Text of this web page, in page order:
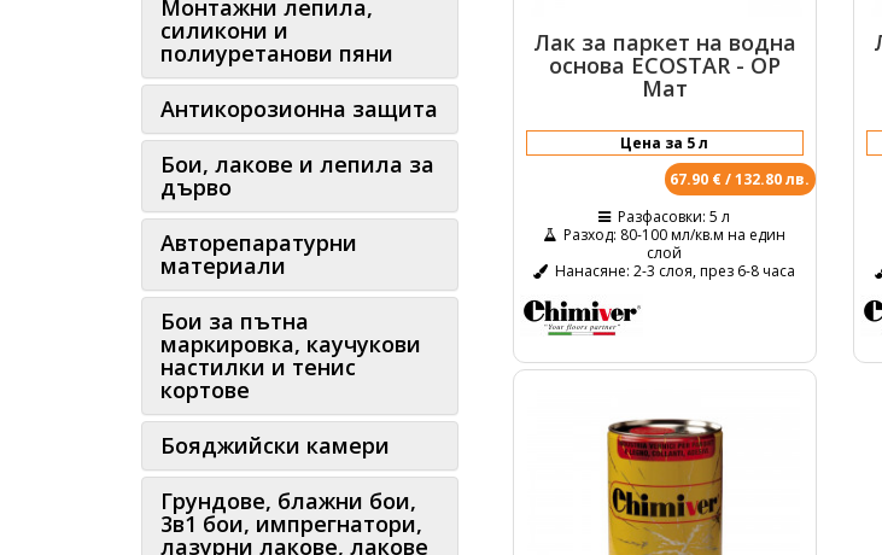
Монтажни лепила,
силикони и
полиуретанови пяни
Антикорозионна защита
Бои, лакове и лепила за
дърво
Авторепаратурни
материали
Бои за пътна
маркировка, каучукови
настилки и тенис
кортове
Бояджийски камери
Грундове, блажни бои,
3в1 бои, импрегнатори,
лазурни лакове, лакове
Лак за паркет на водна
основа ECOSTAR - OP
Мат
67.90 € / 132.80 лв.
Разфасовки: 5 л
Разход: 80-100 мл/кв.м на един
слой
Нанасяне: 2-3 слоя, през 6-8 часа